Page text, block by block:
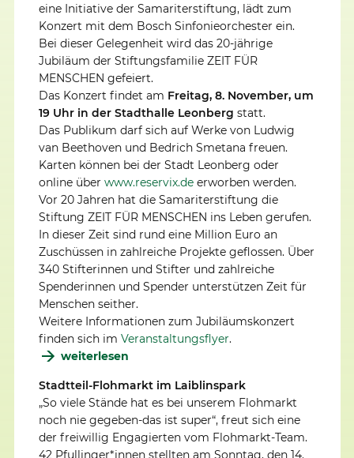
eine Initiative der Samariterstiftung, lädt zum
Konzert mit dem Bosch Sinfonieorchester ein.
Bei dieser Gelegenheit wird das 20-jährige
Jubiläum der Stiftungsfamilie ZEIT FÜR
MENSCHEN gefeiert.
Das Konzert findet am Freitag, 8. November, um
19 Uhr in der Stadthalle Leonberg statt.
Das Publikum darf sich auf Werke von Ludwig
van Beethoven und Bedrich Smetana freuen.
Karten können bei der Stadt Leonberg oder
online über www.reservix.de erworben werden.
Vor 20 Jahren hat die Samariterstiftung die
Stiftung ZEIT FÜR MENSCHEN ins Leben gerufen.
In dieser Zeit sind rund eine Million Euro an
Zuschüssen in zahlreiche Projekte geflossen. Über
340 Stifterinnen und Stifter und zahlreiche
Spenderinnen und Spender unterstützen Zeit für
Menschen seither.
Weitere Informationen zum Jubiläumskonzert
finden sich im Veranstaltungsflyer.
weiterlesen
Stadtteil-Flohmarkt im Laiblinspark
„So viele Stände hat es bei unserem Flohmarkt
noch nie gegeben-das ist super“, freut sich eine
der freiwillig Engagierten vom Flohmarkt-Team.
42 Pfullinger*innen stellten am Sonntag, den 14.